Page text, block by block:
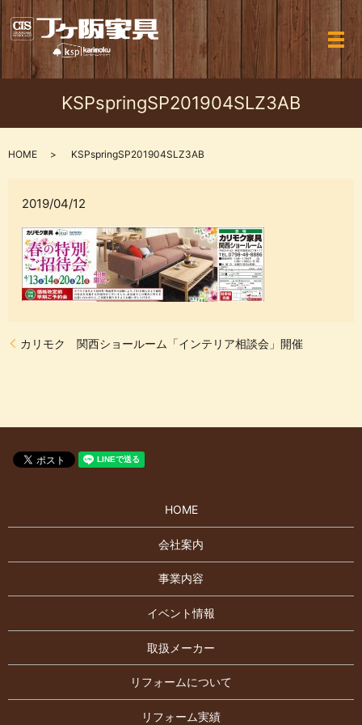
メ
KSPspringSP201904SLZ3AB
HOME KSPspringSP201904SLZ3AB
2019/04/12
カリモク 関西ショールーム「インテリア相談会」開催
HOME
会社案内
事業内容
イベント情報
取扱メーカー
リフォームについて
リフォーム実績